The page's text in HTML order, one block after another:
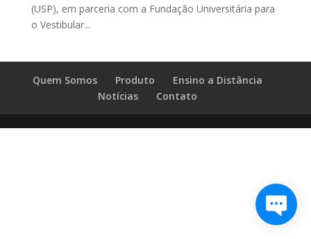
(USP), em parceria com a Fundação Universitária para
o Vestibular...
Quem Somos Produto
Ensino a Distância
Notícias
Contato